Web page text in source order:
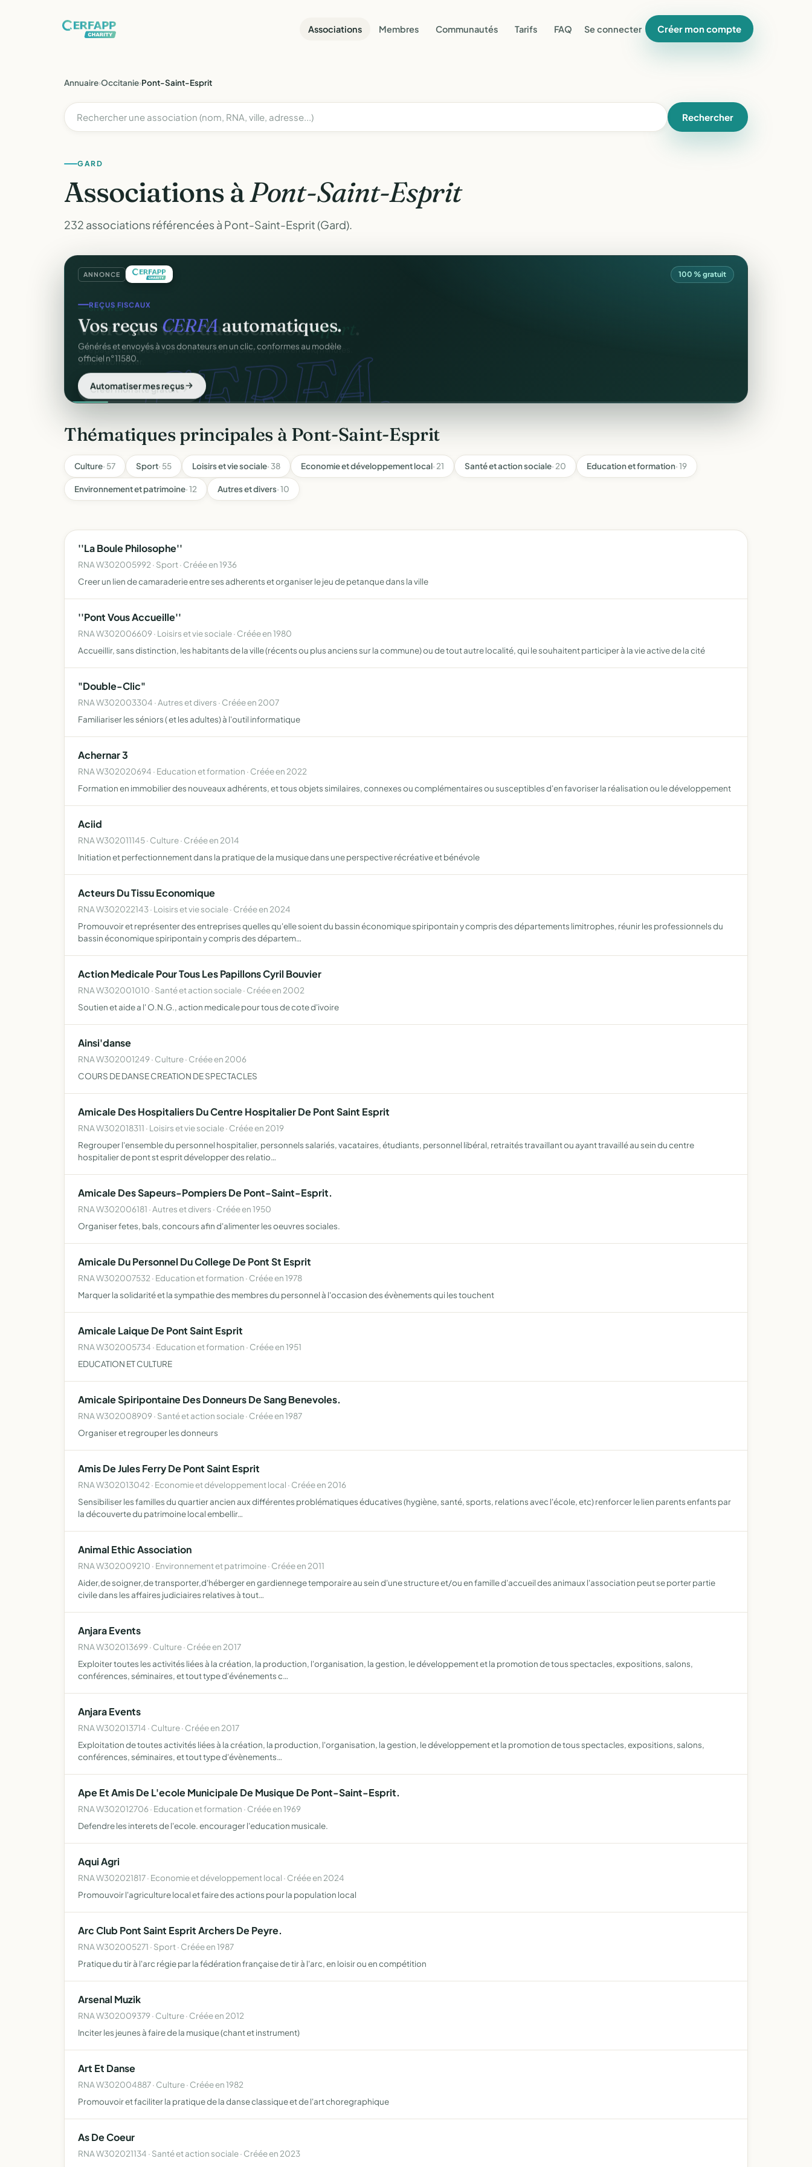
Associations Membres Communautés Tarifs FAQ Se connecter Créer mon compte
Annuaire›Occitanie›Pont-Saint-Esprit
Rechercher
GARD
Associations àPont-Saint-Esprit
232 associations référencées à Pont-Saint-Esprit (Gard).
ANNONCE 100 % gratuit
CERFA.
REÇUS FISCAUX
Vos reçus CERFA automatiques.
Générés et envoyés à vos donateurs en un clic, conformes au modèle
officiel n°11580.
Automatiser mes reçus
Thématiques principales à Pont-Saint-Esprit
Culture· 57 Sport· 55 Loisirs et vie sociale· 38 Economie et développement local· 21 Santé et action sociale· 20 Education et formation· 19
Environnement et patrimoine· 12 Autres et divers· 10
''La Boule Philosophe''
RNA W302005992 · Sport · Créée en 1936
Creer un lien de camaraderie entre ses adherents et organiser le jeu de petanque dans la ville
''Pont Vous Accueille''
RNA W302006609 · Loisirs et vie sociale · Créée en 1980
Accueillir, sans distinction, les habitants de la ville (récents ou plus anciens sur la commune) ou de tout autre localité, qui le souhaitent participer à la vie active de la cité
"Double-Clic"
RNA W302003304 · Autres et divers · Créée en 2007
Familiariser les séniors ( et les adultes) à l'outil informatique
Achernar 3
RNA W302020694 · Education et formation · Créée en 2022
Formation en immobilier des nouveaux adhérents, et tous objets similaires, connexes ou complémentaires ou susceptibles d'en favoriser la réalisation ou le développement
Aciid
RNA W302011145 · Culture · Créée en 2014
Initiation et perfectionnement dans la pratique de la musique dans une perspective récréative et bénévole
Acteurs Du Tissu Economique
RNA W302022143 · Loisirs et vie sociale · Créée en 2024
Promouvoir et représenter des entreprises quelles qu'elle soient du bassin économique spiripontain y compris des départements limitrophes, réunir les professionnels du
bassin économique spiripontain y compris des départem…
Action Medicale Pour Tous Les Papillons Cyril Bouvier
RNA W302001010 · Santé et action sociale · Créée en 2002
Soutien et aide a l' O.N.G., action medicale pour tous de cote d'ivoire
Ainsi'danse
RNA W302001249 · Culture · Créée en 2006
COURS DE DANSE CREATION DE SPECTACLES
Amicale Des Hospitaliers Du Centre Hospitalier De Pont Saint Esprit
RNA W302018311 · Loisirs et vie sociale · Créée en 2019
Regrouper l'ensemble du personnel hospitalier, personnels salariés, vacataires, étudiants, personnel libéral, retraités travaillant ou ayant travaillé au sein du centre
hospitalier de pont st esprit développer des relatio…
Amicale Des Sapeurs-Pompiers De Pont-Saint-Esprit.
RNA W302006181 · Autres et divers · Créée en 1950
Organiser fetes, bals, concours afin d'alimenter les oeuvres sociales.
Amicale Du Personnel Du College De Pont St Esprit
RNA W302007532 · Education et formation · Créée en 1978
Marquer la solidarité et la sympathie des membres du personnel à l'occasion des évènements qui les touchent
Amicale Laique De Pont Saint Esprit
RNA W302005734 · Education et formation · Créée en 1951
EDUCATION ET CULTURE
Amicale Spiripontaine Des Donneurs De Sang Benevoles.
RNA W302008909 · Santé et action sociale · Créée en 1987
Organiser et regrouper les donneurs
Amis De Jules Ferry De Pont Saint Esprit
RNA W302013042 · Economie et développement local · Créée en 2016
Sensibiliser les familles du quartier ancien aux différentes problématiques éducatives (hygiène, santé, sports, relations avec l'école, etc) renforcer le lien parents enfants par
la découverte du patrimoine local embellir…
Animal Ethic Association
RNA W302009210 · Environnement et patrimoine · Créée en 2011
Aider,de soigner,de transporter,d'héberger en gardiennege temporaire au sein d'une structure et/ou en famille d'accueil des animaux l'association peut se porter partie
civile dans les affaires judiciaires relatives à tout…
Anjara Events
RNA W302013699 · Culture · Créée en 2017
Exploiter toutes les activités liées à la création, la production, l'organisation, la gestion, le développement et la promotion de tous spectacles, expositions, salons,
conférences, séminaires, et tout type d'événements c…
Anjara Events
RNA W302013714 · Culture · Créée en 2017
Exploitation de toutes activités liées à la création, la production, l'organisation, la gestion, le développement et la promotion de tous spectacles, expositions, salons,
conférences, séminaires, et tout type d'évènements…
Ape Et Amis De L'ecole Municipale De Musique De Pont-Saint-Esprit.
RNA W302012706 · Education et formation · Créée en 1969
Defendre les interets de l'ecole. encourager l'education musicale.
Aqui Agri
RNA W302021817 · Economie et développement local · Créée en 2024
Promouvoir l'agriculture local et faire des actions pour la population local
Arc Club Pont Saint Esprit Archers De Peyre.
RNA W302005271 · Sport · Créée en 1987
Pratique du tir à l'arc régie par la fédération française de tir à l'arc, en loisir ou en compétition
Arsenal Muzik
RNA W302009379 · Culture · Créée en 2012
Inciter les jeunes à faire de la musique (chant et instrument)
Art Et Danse
RNA W302004887 · Culture · Créée en 1982
Promouvoir et faciliter la pratique de la danse classique et de l'art choregraphique
As De Coeur
RNA W302021134 · Santé et action sociale · Créée en 2023